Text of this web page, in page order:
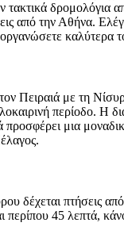
δρομολόγια
από την Αθήνα.
καλύτερα
Πειραιά με τη
περίοδο. Η
μια
δέχεται πτήσεις
περίπου 45 λεπτά,